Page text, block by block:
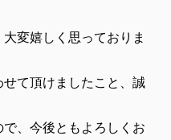
変嬉しく思っておりま
て頂けましたこと、誠
、今後ともよろしくお